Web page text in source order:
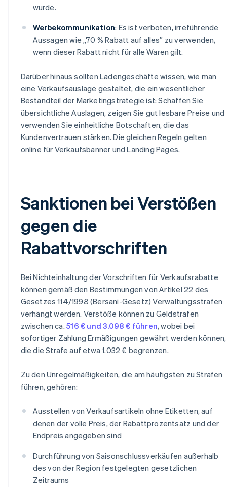
wurde.
Werbekommunikation: Es ist verboten, irreführende
Aussagen wie „70 % Rabatt auf alles” zu verwenden,
wenn dieser Rabatt nicht für alle Waren gilt.
Darüber hinaus sollten Ladengeschäfte wissen, wie man
eine Verkaufsauslage gestaltet, die ein wesentlicher
Bestandteil der Marketingstrategie ist: Schaffen Sie
übersichtliche Auslagen, zeigen Sie gut lesbare Preise und
verwenden Sie einheitliche Botschaften, die das
Kundenvertrauen stärken. Die gleichen Regeln gelten
online für Verkaufsbanner und Landing Pages.
Sanktionen bei Verstößen
gegen die
Rabattvorschriften
Bei Nichteinhaltung der Vorschriften für Verkaufsrabatte
können gemäß den Bestimmungen von Artikel 22 des
Gesetzes 114/1998 (Bersani-Gesetz) Verwaltungsstrafen
verhängt werden. Verstöße können zu Geldstrafen
zwischen ca.516 € und 3.098 € führen, wobei bei
sofortiger Zahlung Ermäßigungen gewährt werden können,
die die Strafe auf etwa 1.032 € begrenzen.
Zu den Unregelmäßigkeiten, die am häufigsten zu Strafen
führen, gehören:
Ausstellen von Verkaufsartikeln ohne Etiketten, auf
denen der volle Preis, der Rabattprozentsatz und der
Endpreis angegeben sind
Durchführung von Saisonschlussverkäufen außerhalb
des von der Region festgelegten gesetzlichen
Zeitraums